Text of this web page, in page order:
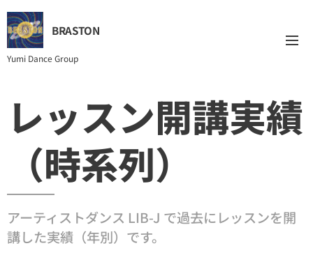
BRASTON
Yumi Dance Group
レッスン開講実績
（時系列）
アーティストダンス LIB-J で過去にレッスンを開
講した実績（年別）です。